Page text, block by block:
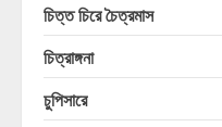
চিত্ত চিরে চৈত্রমাস
চিত্রাঙ্গনা
চুপিসারে